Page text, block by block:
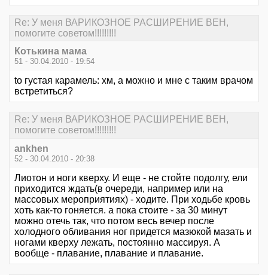
Re: У меня ВАРИКОЗНОЕ РАСШИРЕНИЕ ВЕН,
помогите советом!!!!!!!!!
Котькина мама
51 - 30.04.2010 - 19:54
to густая карамель: хм, а можно и мне с таким врачом
встретиться?
Re: У меня ВАРИКОЗНОЕ РАСШИРЕНИЕ ВЕН,
помогите советом!!!!!!!!!
ankhen
52 - 30.04.2010 - 20:38
Лиотон и ноги кверху. И еще - не стойте подолгу, ели
приходится ждать(в очереди, например или на
массовых мероприятиях) - ходите. При ходьбе кровь
хоть как-то гоняется. а пока стоите - за 30 минут
можно отечь так, что потом весь вечер после
холодного обливания ног придется мазюкой мазать и
ногами кверху лежать, постоянно массируя. А
вообще - плавание, плавание и плавание.